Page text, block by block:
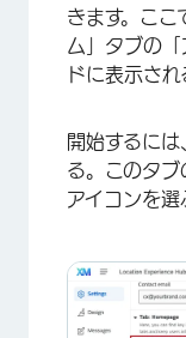
きます。ここ
ム」タブの
ドに表示され
開始するには
る。このタ
アイコンを選